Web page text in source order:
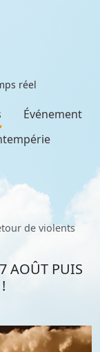
réel
Événement
de violents
AOÛT PUIS